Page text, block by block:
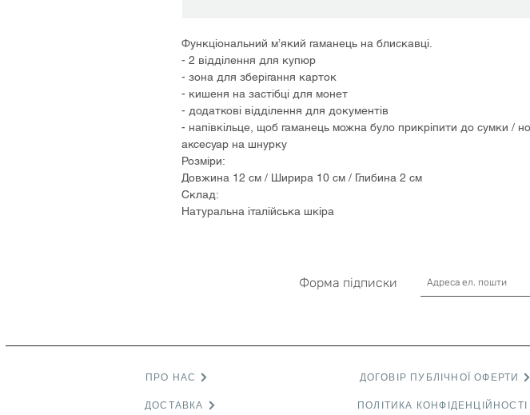
Функціональний м’який гаманець на блискавці.
- 2 відділення для купюр
- зона для зберігання карток
- кишеня на застібці для монет
- додаткові відділення для документів
- напівкільце, щоб гаманець можна було прикріпити до сумки /
аксесуар на шнурку
Розміри:
Довжина 12 см / Ширира 10 см / Глибина 2 см
Склад:
Натуральна італійська шкіра
Форма підписки
ПРО НАС
ДОСТАВКА
ДОГОВІР ПУБЛІЧНОЇ ОФЕРТИ
ПОЛІТИКА КОНФІДЕНЦІЙНОСТІ